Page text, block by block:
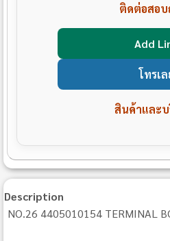
ติดต่อสอบ
Add
โทรเ
สินค้าและบ
Description
NO.26 4405010154 TERMINAL